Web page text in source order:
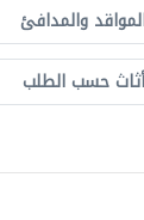
والمدافئ
أثاث حسب الطلب